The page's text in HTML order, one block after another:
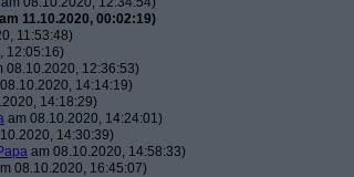
am 11.10.2020, 00:02:19)
11:53:48)
12:05:16)
08.10.2020, 12:36:53)
14:14:19)
14:18:29)
am 08.10.2020, 14:24:01)
14:30:39)
am 08.10.2020, 14:58:33)
08.10.2020, 16:45:07)